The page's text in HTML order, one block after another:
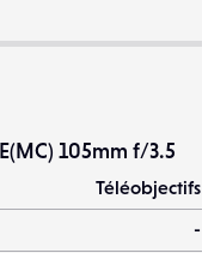
105mm f/3.5
Téléobjectifs
-